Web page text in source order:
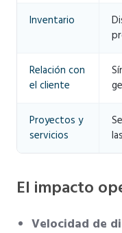
Inventario
Relación con
el cliente
Proyectos y
servicios
El impacto
Velocidad de